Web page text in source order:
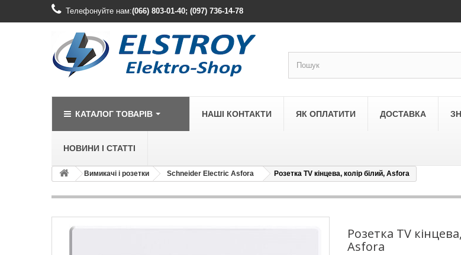
Телефонуйте нам:(066) 803-01-40; (097) 736-14-78
КАТАЛОГ ТОВАРІВ
LEGRAND LEGRAND
LEZARD
НАШІ КОНТАКТИ ЯК ОПЛАТИТИ ДОСТАВКА
НОВИНИ І СТАТТІ
Вимикачі і розетки Schneider Electric Asfora Розетка TV кінцева, колір білий, Asfora
Розетка TV
Asfora